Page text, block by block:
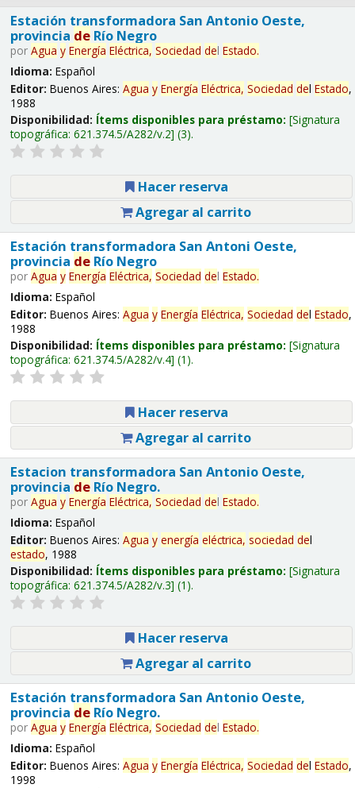
Estación transformadora San Antonio Oeste,
provincia deRío Negro
por Agua y Energía Eléctrica, Sociedad del Estado.
Idioma: Español
Editor: Buenos Aires: Agua y Energía Eléctrica, Sociedad del Estado,
1988
Disponibilidad: Ítems disponibles para préstamo: Signatura
topográfica: 621.374.5/A282/v.2 (3).
Hacer reserva
Agregar al carrito
Estación transformadora San Antoni Oeste,
provincia deRío Negro
por Agua y Energía Eléctrica, Sociedad del Estado.
Idioma: Español
Editor: Buenos Aires: Agua y Energía Eléctrica, Sociedad del Estado,
1988
Disponibilidad: Ítems disponibles para préstamo: Signatura
topográfica: 621.374.5/A282/v.4 (1).
Hacer reserva
Agregar al carrito
Estacion transformadora San Antonio Oeste,
provincia deRío Negro.
por Agua y Energía Eléctrica, Sociedad del Estado.
Idioma: Español
Editor: Buenos Aires: Agua y energía eléctrica, sociedad del
estado, 1988
Disponibilidad: Ítems disponibles para préstamo: Signatura
topográfica: 621.374.5/A282/v.3 (1).
Hacer reserva
Agregar al carrito
Estación transformadora San Antonio Oeste,
provincia deRío Negro.
por Agua y Energía Eléctrica, Sociedad del Estado.
Idioma: Español
Editor: Buenos Aires: Agua y Energía Eléctrica, Sociedad del Estado,
1998